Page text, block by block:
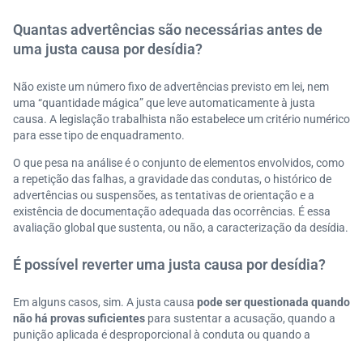
Quantas advertências são necessárias antes de
uma justa causa por desídia?
Não existe um número fixo de advertências previsto em lei, nem
uma “quantidade mágica” que leve automaticamente à justa
causa. A legislação trabalhista não estabelece um critério numérico
para esse tipo de enquadramento.
O que pesa na análise é o conjunto de elementos envolvidos, como
a repetição das falhas, a gravidade das condutas, o histórico de
advertências ou suspensões, as tentativas de orientação e a
existência de documentação adequada das ocorrências. É essa
avaliação global que sustenta, ou não, a caracterização da desídia.
É possível reverter uma justa causa por desídia?
Em alguns casos, sim. A justa causa pode ser questionada quando
não há provas suficientes para sustentar a acusação, quando a
punição aplicada é desproporcional à conduta ou quando a